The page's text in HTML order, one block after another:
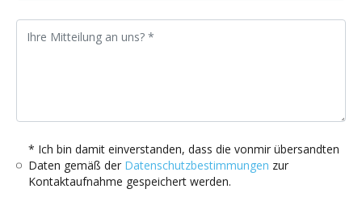
* Ich bin damit einverstanden, dass die vonmir übersandten
Daten gemäß der Datenschutzbestimmungen zur
Kontaktaufnahme gespeichert werden.